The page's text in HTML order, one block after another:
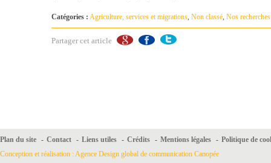
Catégories : Agriculture, services et migrations, Non classé, Nos recherches
Partager cet article
Plan du site - Contact - Liens utiles - Crédits - Mentions légales - Politique de
Conception et réalisation : Agence Design global de communication Canopée